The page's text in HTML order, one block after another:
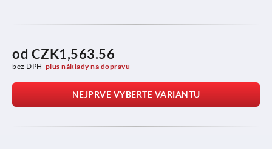
od CZK1,563.56
bez DPH plus náklady na dopravu
NEJPRVE VYBERTE VARIANTU